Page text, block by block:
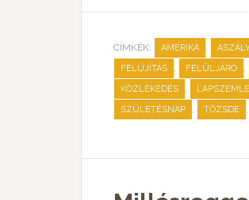
CÍMKÉK: AMERIKA ,
FELÚJÍTÁS , FELÜLJÁRÓ ,
KÖZLEKEDÉS , LAPSZEMLE
SZÜLETÉSNAP , TŐZSDE ,